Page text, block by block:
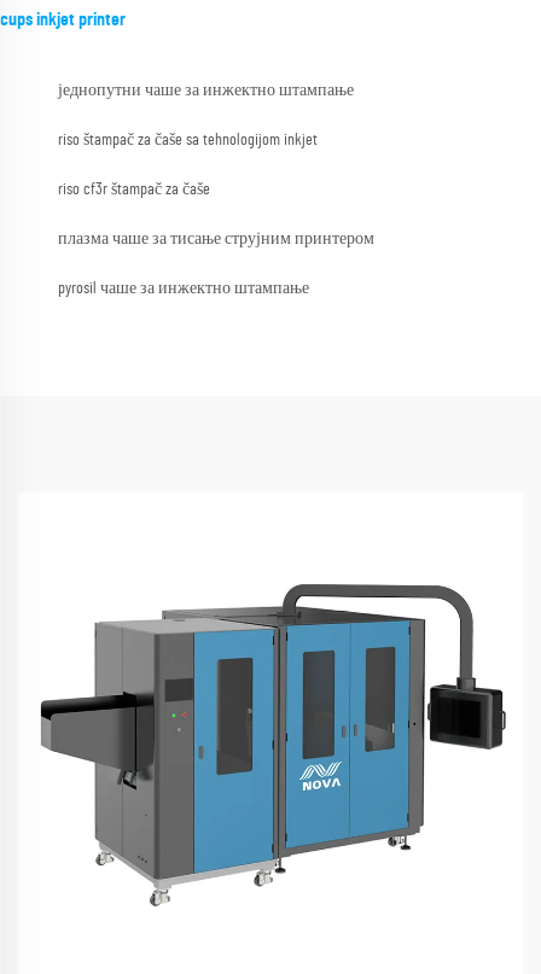
cups inkjet printer
једнопутни чаше за инжектно штампање
riso štampač za čaše sa tehnologijom inkjet
riso cf3r štampač za čaše
плазма чаше за тисање струјним принтером
pyrosil чаше за инжектно штампање